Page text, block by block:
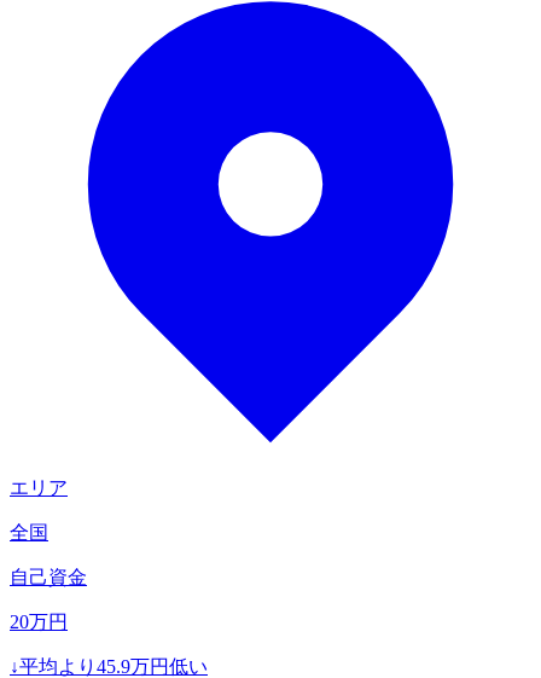
エリア
全国
自己資金
20万円
↓平均より 45.9万円低い